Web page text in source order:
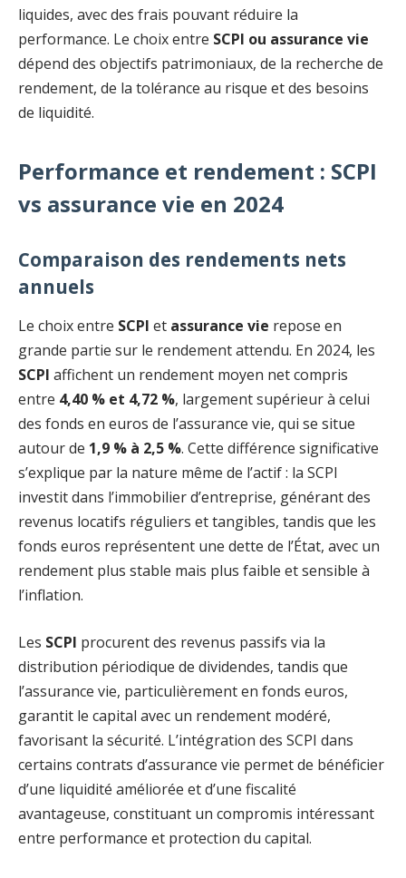
liquides, avec des frais pouvant réduire la
performance. Le choix entre SCPI ou assurance vie
dépend des objectifs patrimoniaux, de la recherche de
rendement, de la tolérance au risque et des besoins
de liquidité.
Performance et rendement : SCPI
vs assurance vie en 2024
Comparaison des rendements nets
annuels
Le choix entre SCPI et assurance vie repose en
grande partie sur le rendement attendu. En 2024, les
SCPI affichent un rendement moyen net compris
entre 4,40 % et 4,72 %, largement supérieur à celui
des fonds en euros de l’assurance vie, qui se situe
autour de 1,9 % à 2,5 %. Cette différence significative
s’explique par la nature même de l’actif : la SCPI
investit dans l’immobilier d’entreprise, générant des
revenus locatifs réguliers et tangibles, tandis que les
fonds euros représentent une dette de l’État, avec un
rendement plus stable mais plus faible et sensible à
l’inflation.
Les SCPI procurent des revenus passifs via la
distribution périodique de dividendes, tandis que
l’assurance vie, particulièrement en fonds euros,
garantit le capital avec un rendement modéré,
favorisant la sécurité. L’intégration des SCPI dans
certains contrats d’assurance vie permet de bénéficier
d’une liquidité améliorée et d’une fiscalité
avantageuse, constituant un compromis intéressant
entre performance et protection du capital.